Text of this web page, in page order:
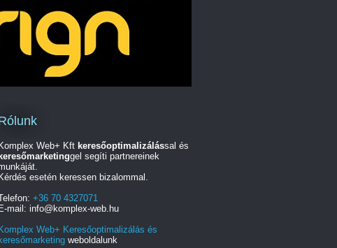
Komplex Web+ Kft keresőoptimalizálással és
keresőmarketinggel segíti partnereinek
Kérdés esetén keressen bizalommal.
+36 70 4327071
E-mail: info@komplex-web.hu
Komplex Web+ Keresőoptimalizálás és
keresőmarketing weboldalunk